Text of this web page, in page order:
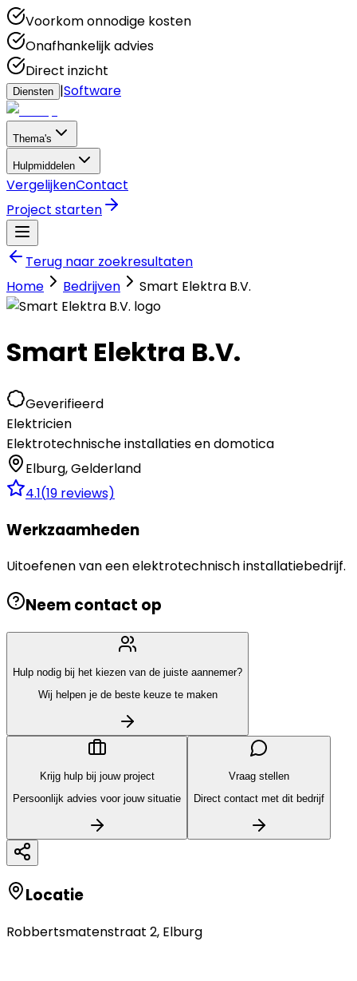
Voorkom onnodige kosten
Onafhankelijk advies
Direct inzicht
Diensten |Software
Thema's
Hulpmiddelen
VergelijkenContact
Project starten
Terug naar zoekresultaten
Home
Bedrijven Smart Elektra B.V.
Smart Elektra B.V.
Geverifieerd
Elektricien
Elektrotechnische installaties en domotica
Elburg,Gelderland
4.1(19 reviews)
Werkzaamheden
Uitoefenen van een elektrotechnisch installatiebedrijf.
Neem contact op
Hulp nodig bij het kiezen van de juiste aannemer?
Wij helpen je de beste keuze te maken
Krijg hulp bij jouw project
Persoonlijk advies voor jouw situatie
Vraag stellen
Direct contact met dit bedrijf
Locatie
Robbertsmatenstraat 2, Elburg